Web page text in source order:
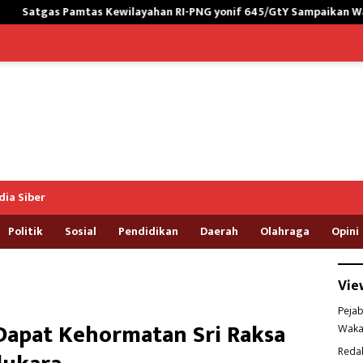
Kewilayahan RI-PNG yonif 645/GtY Sampaikan Wasbang kepada
Siber
Politik Sosial Pendidikan Daerah Olahraga Opini
Kehormatan Sri Raksa